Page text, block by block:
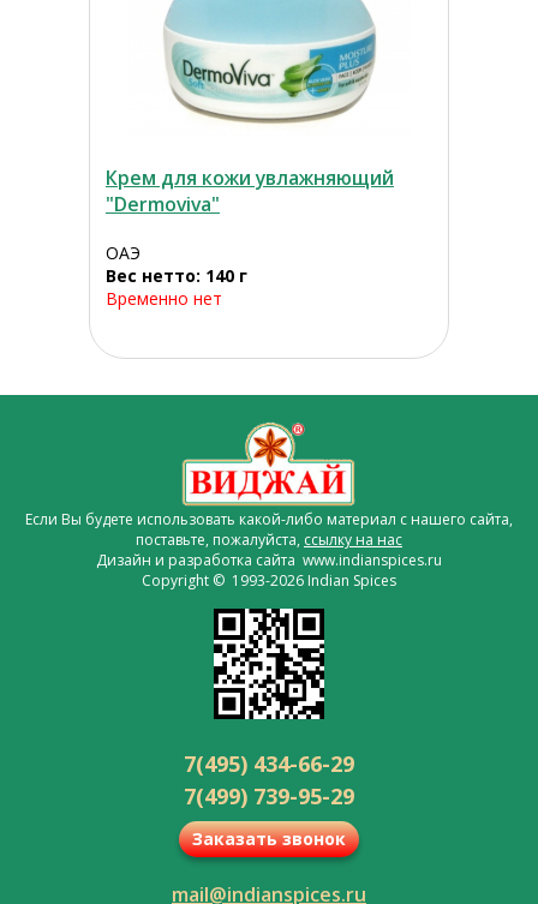
Крем для кожи увлажняющий
"Dermoviva"
ОАЭ
Вес нетто: 140 г
Временно нет
Если Вы будете использовать какой-либо материал с нашего сайта,
поставьте, пожалуйста, ссылку на нас
Дизайн и разработка сайта www.indianspices.ru
Copyright © 1993-2026 Indian Spices
7(495) 434-66-29
7(499) 739-95-29
Заказать звонок
mail@indianspices.ru